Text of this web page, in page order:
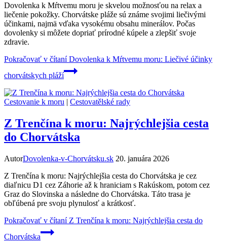
Dovolenka k Mŕtvemu moru je skvelou možnosťou na relax a
liečenie pokožky. Chorvátske pláže sú známe svojimi liečivými
účinkami, najmä vďaka vysokému obsahu minerálov. Počas
dovolenky si môžete dopriať prírodné kúpele a zlepšiť svoje
zdravie.
Pokračovať v čítaníDovolenka k Mŕtvemu moru: Liečivé účinky
chorvátskych pláží
Cestovanie k moru | Cestovatělské rady
Z Trenčína k moru: Najrýchlejšia cesta
do Chorvátska
AutorDovolenka-v-Chorvátsku.sk 20. januára 2026
Z Trenčína k moru: Najrýchlejšia cesta do Chorvátska je cez
diaľnicu D1 cez Záhorie až k hraniciam s Rakúskom, potom cez
Graz do Slovinska a následne do Chorvátska. Táto trasa je
obľúbená pre svoju plynulosť a krátkosť.
Pokračovať v čítaníZ Trenčína k moru: Najrýchlejšia cesta do
Chorvátska